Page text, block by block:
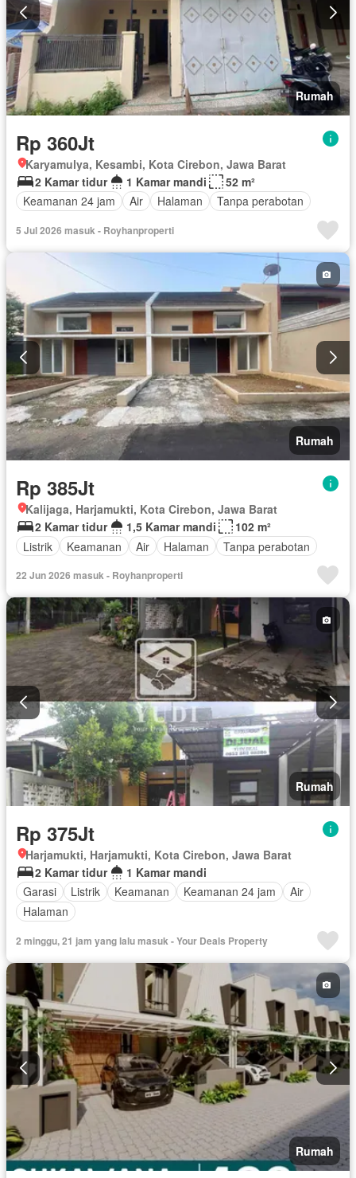
Rumah
Rp 360Jt
Karyamulya, Kesambi, Kota Cirebon, Jawa Barat
2 Kamar tidur
1 Kamar mandi
52 m²
Keamanan 24 jam
Air Halaman Tanpa perabotan
5 Jul 2026 masuk - Royhanproperti
Rumah
Rp 385Jt
Kalijaga, Harjamukti, Kota Cirebon, Jawa Barat
2 Kamar tidur
1,5 Kamar mandi
102 m²
Listrik
Keamanan Air Halaman Tanpa perabotan
22 Jun 2026 masuk - Royhanproperti
Rumah
Rp 375Jt
Harjamukti, Harjamukti, Kota Cirebon, Jawa Barat
2 Kamar tidur
1 Kamar mandi
Garasi
Listrik Keamanan Keamanan 24 jam
Air
Halaman
2 minggu, 21 jam yang lalu masuk - Your Deals Property
Rumah